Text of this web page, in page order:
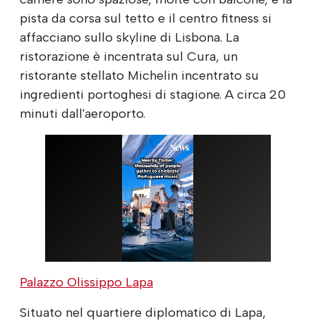
pista da corsa sul tetto e il centro fitness si
affacciano sullo skyline di Lisbona. La
ristorazione è incentrata sul Cura, un
ristorante stellato Michelin incentrato su
ingredienti portoghesi di stagione. A circa 20
minuti dall'aeroporto.
Palazzo Olissippo Lapa
Situato nel quartiere diplomatico di Lapa,